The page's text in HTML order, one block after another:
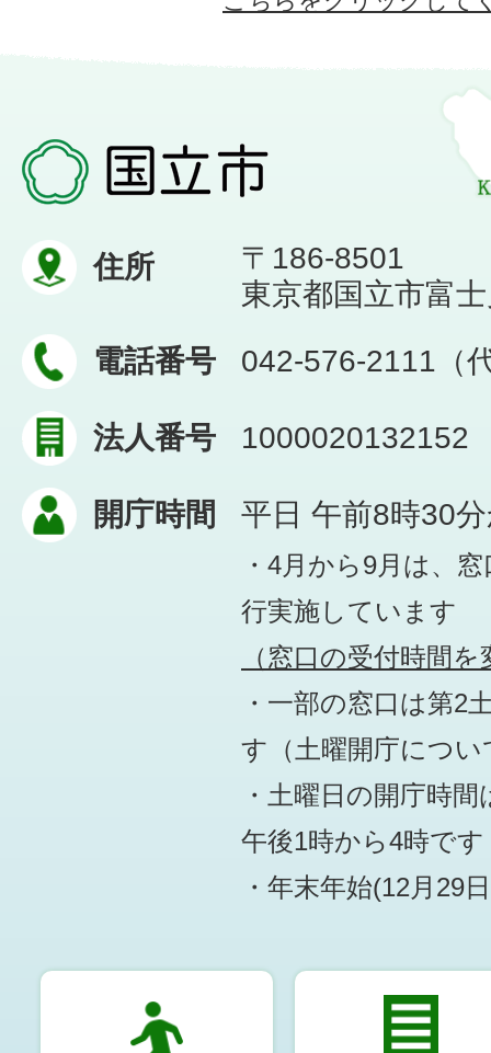
住所
〒186-8501
東京都国立市富
電話番号
042-576-2111（
法人番号 1000020132152
開庁時間 平日 午前8時30
・4月から9月は、
行実施しています
（窓口の受付時間
・一部の窓口は第2
す （土曜開庁につ
・土曜日の開庁時
午後1時から4時です
・年末年始(12月29